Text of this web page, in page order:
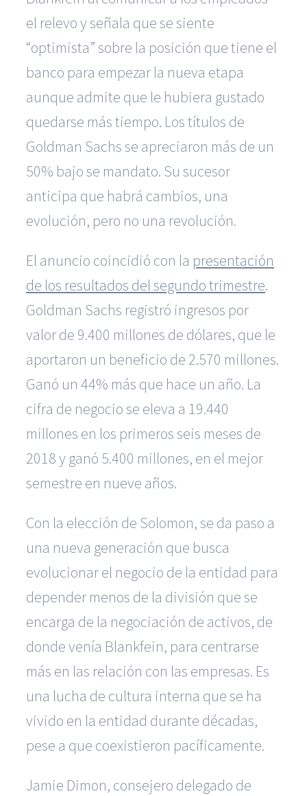
el relevo y señala que se siente
“optimista” sobre la posición que tiene el
banco para empezar la nueva etapa
aunque admite que le hubiera gustado
quedarse más tiempo. Los títulos de
Goldman Sachs se apreciaron más de un
50% bajo se mandato. Su sucesor
anticipa que habrá cambios, una
evolución, pero no una revolución.
El anuncio coincidió con la presentación
de los resultados del segundo trimestre.
Goldman Sachs registró ingresos por
valor de 9.400 millones de dólares, que le
aportaron un beneficio de 2.570 millones.
Ganó un 44% más que hace un año. La
cifra de negocio se eleva a 19.440
millones en los primeros seis meses de
2018 y ganó 5.400 millones, en el mejor
semestre en nueve años.
Con la elección de Solomon, se da paso a
una nueva generación que busca
evolucionar el negocio de la entidad para
depender menos de la división que se
encarga de la negociación de activos, de
donde venía Blankfein, para centrarse
más en las relación con las empresas. Es
una lucha de cultura interna que se ha
vivido en la entidad durante décadas,
pese a que coexistieron pacíficamente.
Jamie Dimon, consejero delegado de